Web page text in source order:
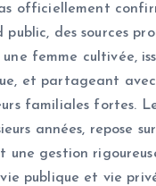
officiellement
public, des sources
femme cultivée,
et partageant
familiales fortes.
années, repose
une gestion
publique et vie